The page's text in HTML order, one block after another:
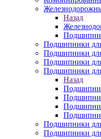
Назад
Подшипники
Подшипники
Подшипники
Подшипники
Назад
Подшипники
Подшипники для